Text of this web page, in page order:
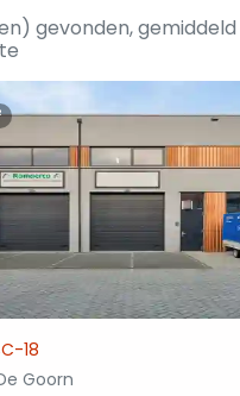
gevonden, gemiddeld
18
Goorn